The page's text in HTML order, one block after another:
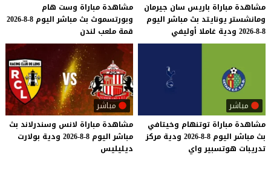
مشاهدة مباراة باريس سان جيرمان
ومانشستر يونايتد بث مباشر اليوم
8-8-2026
ودية غاملا أوليفي
مشاهدة مباراة وست هام
وبورتسموث بث مباشر اليوم 8-8-2026
قمة ملعب لندن
مباشر
مشاهدة مباراة توتنهام وخيتافي
بث مباشر اليوم 8-8-2026 ودية مركز
تدريبات هوتسبير واي
مباشر
مشاهدة مباراة لانس وسندرلاند بث
مباشر اليوم 8-8-2026 ودية بولارت
ديليليس